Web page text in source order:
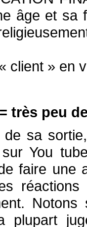
âge et sa
client » en
très peu
de sa
sur You
faire une
plupart